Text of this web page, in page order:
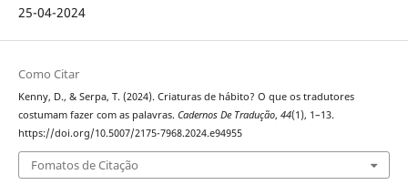
25-04-2024
Como Citar
Kenny, D., & Serpa, T. (2024). Criaturas de hábito? O que os tradutores
costumam fazer com as palavras. Cadernos De Tradução, 44(1), 1–13.
https://doi.org/10.5007/2175-7968.2024.e94955
Fomatos de Citação